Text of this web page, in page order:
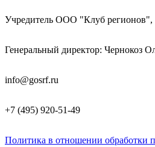
Учредитель ООО "Клуб
Генеральный директор: Чернокоз
info@gosrf.ru
+7 (495) 920-51-49
Политика в отношении обработки